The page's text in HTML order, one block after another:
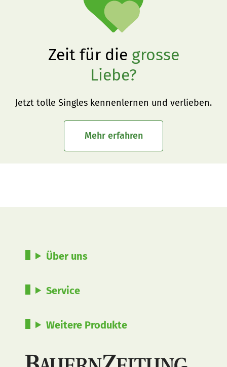
Zeit für die grosse
Liebe?
Jetzt tolle Singles kennenlernen und verlieben.
Mehr erfahren
Über uns
Service
Weitere Produkte